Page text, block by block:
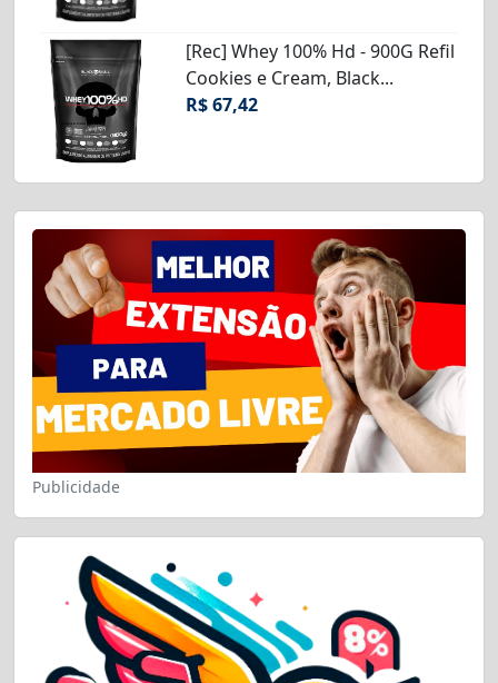
[Rec] Whey 100% Hd - 900G Refil
Cookies e Cream, Black...
R$ 67,42
Publicidade